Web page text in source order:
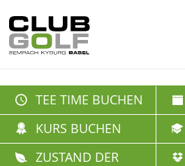
TEE TIME BUCHEN
KURS BUCHEN
ZUSTAND DER